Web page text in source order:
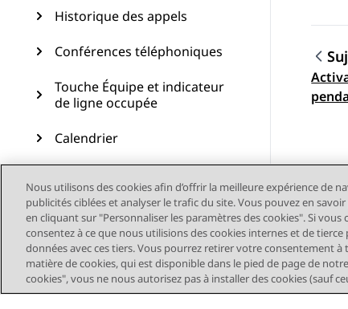
Historique des appels
Conférences téléphoniques
Touche Équipe et indicateur
de ligne occupée
Calendrier
Périphériques USB
Personnalisation
Mise à jour du téléphone
Nous utilisons des cookies afin d’offrir la meilleure expérience de
publicités ciblées et analyser le trafic du site. Vous pouvez en
en cliquant sur "Personnaliser les paramètres des cookies". Si
consentez à ce que nous utilisions des cookies internes et de
données avec ces tiers. Vous pourrez retirer votre consentement
matière de cookies, qui est disponible dans le pied de page de
cookies", vous ne nous autorisez pas à installer des cookies (sauf